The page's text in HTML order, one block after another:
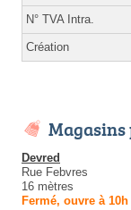
N° TVA Intra.
Création
Magasins
Devred
Rue Febvres
16 mètres
Fermé, ouvre à 10h